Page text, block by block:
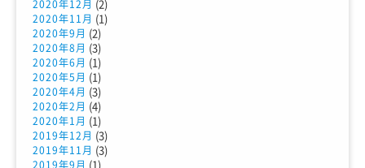
2020年12月 (2)
2020年11月 (1)
2020年9月 (2)
2020年8月 (3)
2020年6月 (1)
2020年5月 (1)
2020年4月 (3)
2020年2月 (4)
2020年1月 (1)
2019年12月 (3)
2019年11月 (3)
2019年9月 (1)